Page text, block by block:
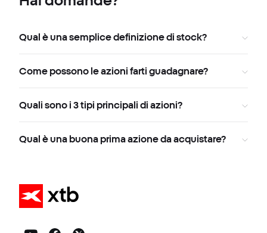
Qual è una semplice definizione di stock?
Come possono le azioni farti guadagnare?
Quali sono i 3 tipi principali di azioni?
Qual è una buona prima azione da acquistare?